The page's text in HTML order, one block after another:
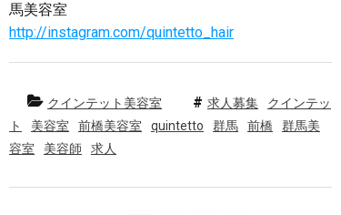
馬美容室
http://instagram.com/quintetto_hair
クインテット美容室 求人募集
クインテッ
ト
美容室 前橋美容室 quintetto 群馬 前橋
群馬美
容室
美容師 求人